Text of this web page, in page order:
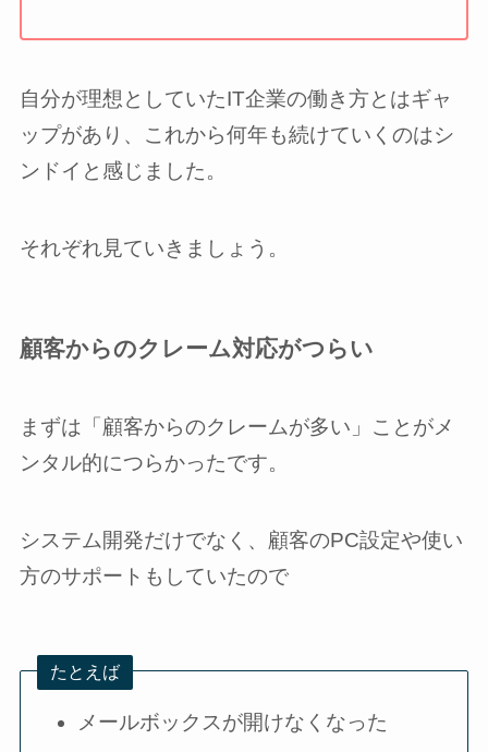
自分が理想としていたIT企業の働き方とはギャ
ップがあり、これから何年も続けていくのはシ
ンドイと感じました。
それぞれ見ていきましょう。
顧客からのクレーム対応がつらい
まずは「顧客からのクレームが多い」ことがメ
ンタル的につらかったです。
システム開発だけでなく、顧客のPC設定や使い
方のサポートもしていたので
たとえば
メールボックスが開けなくなった